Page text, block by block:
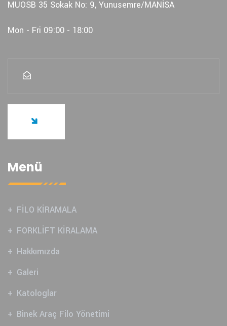
MUOSB 35 Sokak No: 9, Yunusemre/MANİSA
Mon - Fri 09:00 - 18:00
Menü
FİLO KİRAMALA
FORKLİFT KİRALAMA
Hakkımızda
Galeri
Katologlar
Binek Araç Filo Yönetimi